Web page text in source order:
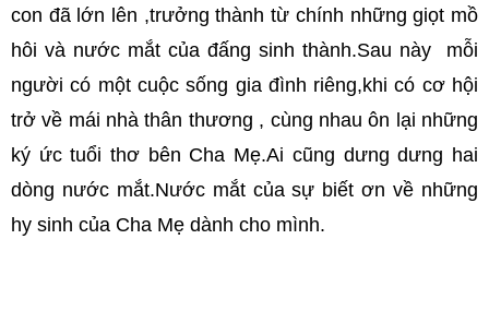
con đã lớn lên ,trưởng thành từ chính những giọt mồ
hôi và nước mắt của đấng sinh thành.Sau này mỗi
người có một cuộc sống gia đình riêng,khi có cơ hội
trở về mái nhà thân thương , cùng nhau ôn lại những
ký ức tuổi thơ bên Cha Mẹ.Ai cũng dưng dưng hai
dòng nước mắt.Nước mắt của sự biết ơn về những
hy sinh của Cha Mẹ dành cho mình.